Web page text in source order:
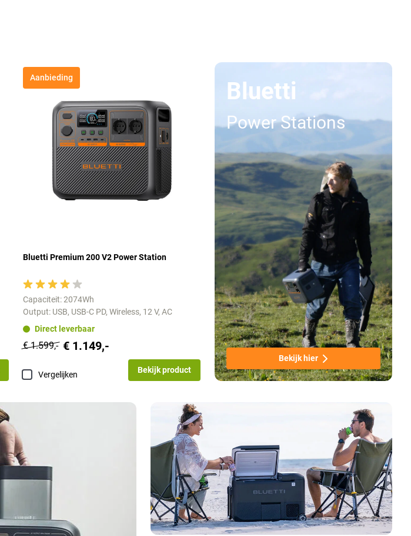
Aanbieding
Bluetti Premium 200 V2 Power Station
Capaciteit: 2074Wh
Output: USB, USB-C PD, Wireless, 12 V, AC
Direct leverbaar
€ 1.599,- € 1.149,-
Vergelijken Bekijk product
Bluetti
Power Stations
Bekijk hier